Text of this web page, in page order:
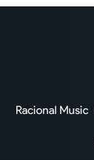
Racional Music